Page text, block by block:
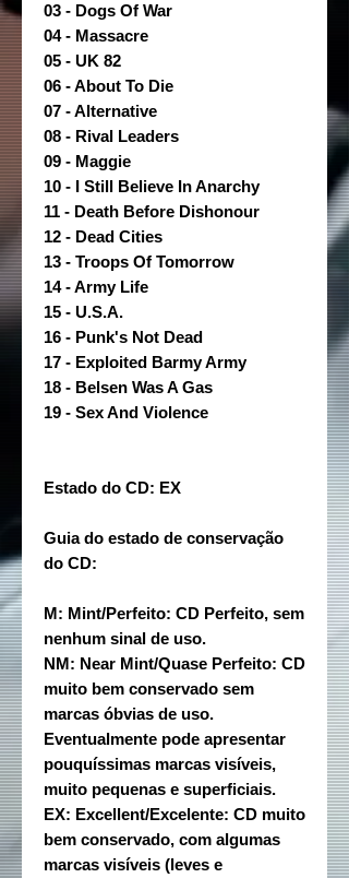
03 - Dogs Of War
04 - Massacre
05 - UK 82
06 - About To Die
07 - Alternative
08 - Rival Leaders
09 - Maggie
10 - I Still Believe In Anarchy
11 - Death Before Dishonour
12 - Dead Cities
13 - Troops Of Tomorrow
14 - Army Life
15 - U.S.A.
16 - Punk's Not Dead
17 - Exploited Barmy Army
18 - Belsen Was A Gas
19 - Sex And Violence
Estado do CD: EX
Guia do estado de conservação
do CD:
M: Mint/Perfeito: CD Perfeito, sem
nenhum sinal de uso.
NM: Near Mint/Quase Perfeito: CD
muito bem conservado sem
marcas óbvias de uso.
Eventualmente pode apresentar
pouquíssimas marcas visíveis,
muito pequenas e superficiais.
EX: Excellent/Excelente: CD muito
bem conservado, com algumas
marcas visíveis (leves e